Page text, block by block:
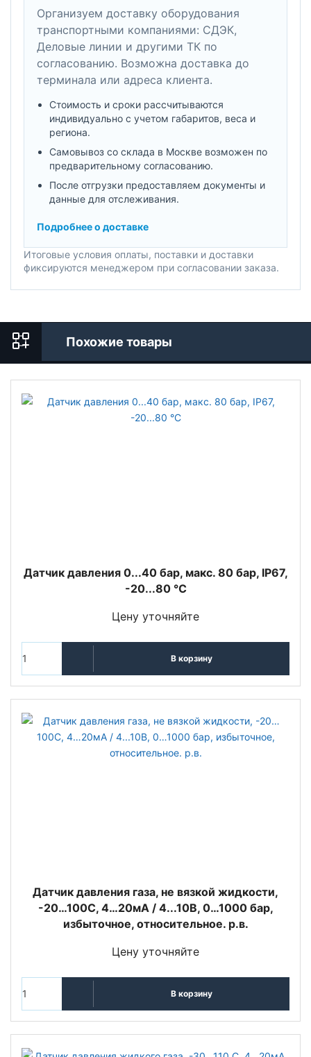
Организуем доставку оборудования
транспортными компаниями: СДЭК,
Деловые линии и другими ТК по
согласованию. Возможна доставка до
терминала или адреса клиента.
Стоимость и сроки рассчитываются
индивидуально с учетом габаритов, веса и
региона.
Самовывоз со склада в Москве возможен по
предварительному согласованию.
После отгрузки предоставляем документы и
данные для отслеживания.
Подробнее о доставке
Итоговые условия оплаты, поставки и доставки
фиксируются менеджером при согласовании заказа.
Похожие товары
Датчик давления 0...40 бар, макс. 80 бар, IP67,
-20...80 °C
Цену уточняйте
В корзину
Датчик давления газа, не вязкой жидкости,
-20…100С, 4…20мА / 4...10В, 0…1000 бар,
избыточное, относительное. р.в.
Цену уточняйте
В корзину